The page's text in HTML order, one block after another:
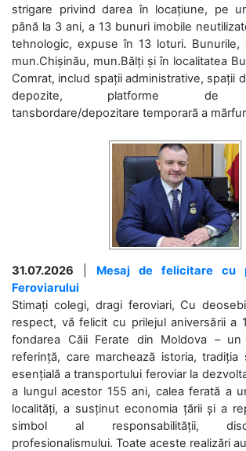
strigare privind darea în locațiune, pe
până la 3 ani, a 13 bunuri imobile
tehnologic, expuse în 13 loturi. Bunurile,
mun.Chișinău, mun.Bălți și în localitatea
Comrat, includ spații administrative, spații
depozite, platforme de
tansbordare/depozitare temporară a
31.07.2026
Mesaj de felicitare cu
Feroviarului
Stimați colegi, dragi feroviari, Cu
respect, vă felicit cu prilejul aniversării a
fondarea Căii Ferate din Moldova –
referință, care marchează istoria, tradiția
esențială a transportului feroviar la
a lungul acestor 155 ani, calea ferată a
localități, a susținut economia țării și a
simbol al responsabilității,
profesionalismului. Toate aceste realizări